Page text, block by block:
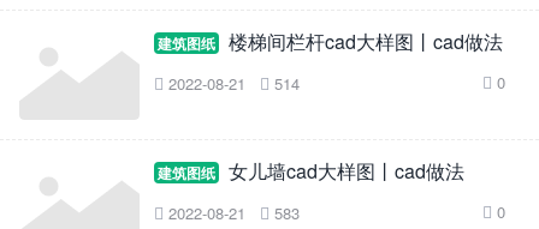
建筑图纸 楼梯间栏杆cad大样图丨cad做法
 2022-08-21  514  0
建筑图纸 女儿墙cad大样图丨cad做法
 2022-08-21  583  0